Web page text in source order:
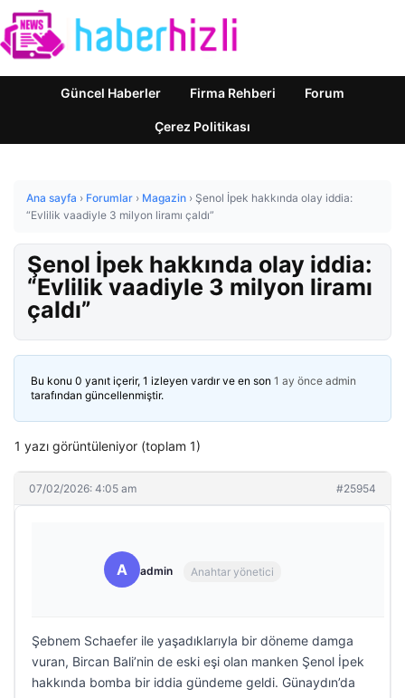
Güncel Haberler Firma Rehberi Forum
Çerez Politikası
Ana sayfa › Forumlar › Magazin › Şenol İpek hakkında olay iddia:
“Evlilik vaadiyle 3 milyon liramı çaldı”
Şenol İpek hakkında olay iddia:
“Evlilik vaadiyle 3 milyon liramı
çaldı”
Bu konu 0 yanıt içerir, 1 izleyen vardır ve en son 1 ay önce admin
tarafından güncellenmiştir.
1 yazı görüntüleniyor (toplam 1)
07/02/2026: 4:05 am #25954
A admin Anahtar yönetici
Şebnem Schaefer ile yaşadıklarıyla bir döneme damga
vuran, Bircan Bali’nin de eski eşi olan manken Şenol İpek
hakkında bomba bir iddia gündeme geldi. Günaydın’da